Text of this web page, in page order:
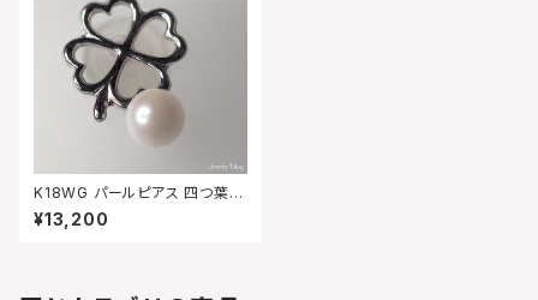
K18WG パールピアス 四つ葉 -
2182
¥13,200